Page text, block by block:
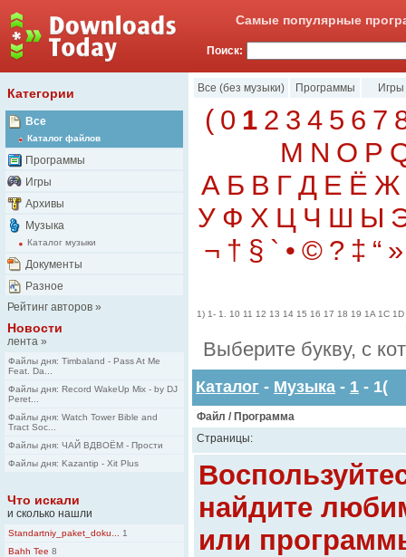
Самые популярные
Поиск:
Категории
Все
Каталог файлов
Программы
Игры
Архивы
Музыка
Каталог музыки
Документы
Разное
Рейтинг авторов »
Новости
лента »
Файлы дня: Timbaland - Pass At Me
Feat. Da...
Файлы дня: Record WakeUp Mix - by DJ
Peret...
Файлы дня: Watch Tower Bible and
Tract Soc...
Файлы дня: ЧАЙ ВДВОЁМ - Прости
Файлы дня: Kazantip - Xit Plus
Что искали
и сколько нашли
Standartniy_paket_doku...
1
Bahh Tee 8
Все (без музыки) Программы Игры
( 0 1 2 3 4 5 6 7
M N O P
А Б В Г Д Е Ё Ж
У Ф Х Ц Ч Ш Ы
¬ † § ` • © ? ‡ “ »
1) 1- 1. 10 11 12 13 14 15 16 17 18 19 1A 1C 1D
Выберите букву, с
Каталог - Музыка - 1 - 1(
Файл / Программа
Страницы:
найдите
или